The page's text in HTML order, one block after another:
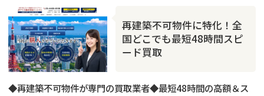
再建築不可物件に特化！全
国どこでも最短48時間スピ
ード買取
◆再建築不可物件が専門の買取業者◆最短48時間の高額＆ス